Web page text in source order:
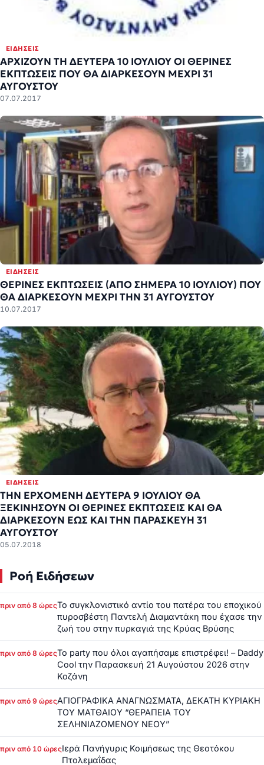
ΕΙΔΉΣΕΙΣ
ΑΡΧΙΖΟΥΝ ΤΗ ΔΕΥΤΕΡΑ 10 ΙΟΥΛΙΟΥ ΟΙ ΘΕΡΙΝΕΣ
ΕΚΠΤΩΣΕΙΣ ΠΟΥ ΘΑ ΔΙΑΡΚΕΣΟΥΝ ΜΕΧΡΙ 31
ΑΥΓΟΥΣΤΟΥ
07.07.2017
ΕΙΔΉΣΕΙΣ
ΘΕΡΙΝΕΣ ΕΚΠΤΩΣΕΙΣ (ΑΠΟ ΣΗΜΕΡΑ 10 ΙΟΥΛΙΟΥ) ΠΟΥ
ΘΑ ΔΙΑΡΚΕΣΟΥΝ ΜΕΧΡΙ ΤΗΝ 31 ΑΥΓΟΥΣΤΟΥ
10.07.2017
ΕΙΔΉΣΕΙΣ
ΤΗΝ ΕΡΧΟΜΕΝΗ ΔΕΥΤΕΡΑ 9 ΙΟΥΛΙΟΥ ΘΑ
ΞΕΚΙΝΗΣΟΥΝ ΟΙ ΘΕΡΙΝΕΣ ΕΚΠΤΩΣΕΙΣ ΚΑΙ ΘΑ
ΔΙΑΡΚΕΣΟΥΝ ΕΩΣ ΚΑΙ ΤΗΝ ΠΑΡΑΣΚΕΥΗ 31
ΑΥΓΟΥΣΤΟΥ
05.07.2018
Ροή Ειδήσεων
πριν από 8 ώρεςΤο συγκλονιστικό αντίο του πατέρα του εποχικού
πυροσβέστη Παντελή Διαμαντάκη που έχασε την
ζωή του στην πυρκαγιά της Κρύας Βρύσης
πριν από 8 ώρεςΤο party που όλοι αγαπήσαμε επιστρέφει! – Daddy
Cool την Παρασκευή 21 Αυγούστου 2026 στην
Κοζάνη
πριν από 9 ώρεςΑΓΙΟΓΡΑΦΙΚΑ ΑΝΑΓΝΩΣΜΑΤΑ, ΔΕΚΑΤΗ ΚΥΡΙΑΚΗ
ΤΟΥ ΜΑΤΘΑΙΟΥ “ΘΕΡΑΠΕΙΑ ΤΟΥ
ΣΕΛΗΝΙΑΖΟΜΕΝΟΥ ΝΕΟΥ”
πριν από 10 ώρεςΙερά Πανήγυρις Κοιμήσεως της Θεοτόκου
Πτολεμαΐδας